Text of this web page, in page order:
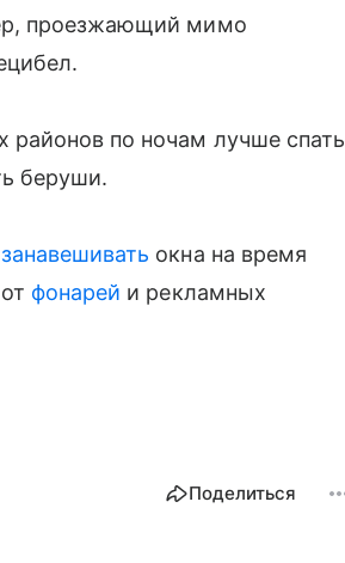
проезжающий мимо
по ночам лучше спать
беруши.
занавешивать окна на время
фонарей и рекламных
Поделиться